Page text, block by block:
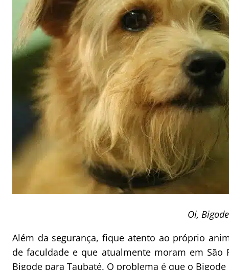
Oi, Bigode
Além da segurança, fique atento ao próprio
de faculdade e que atualmente moram em
Bigode para Taubaté. O problema é que o